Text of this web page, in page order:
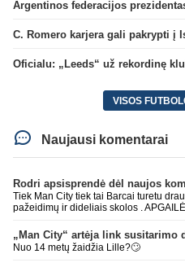
C. Romero karjera gali pakrypti į
VISOS
Naujausi komentarai
Rodri apsisprendė dėl naujos
Tiek Man City tiek tai Barcai turetu
pažeidimų ir dideliais skolos .
Nuo 14 metų žaidžia Lille?🙄